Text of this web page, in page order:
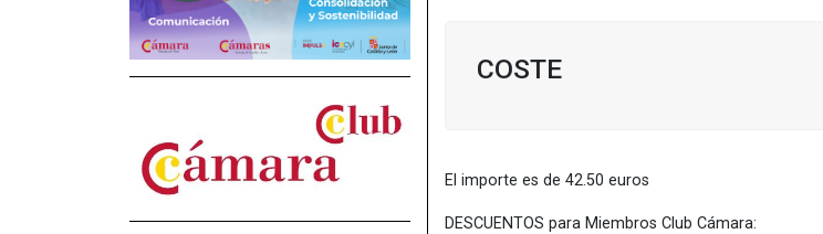
COSTE
El importe es de 42.50 euros
DESCUENTOS para Miembros Club Cámara: